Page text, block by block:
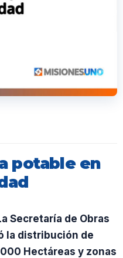
potable en
Secretaría de Obras
la distribución de
Hectáreas y zonas